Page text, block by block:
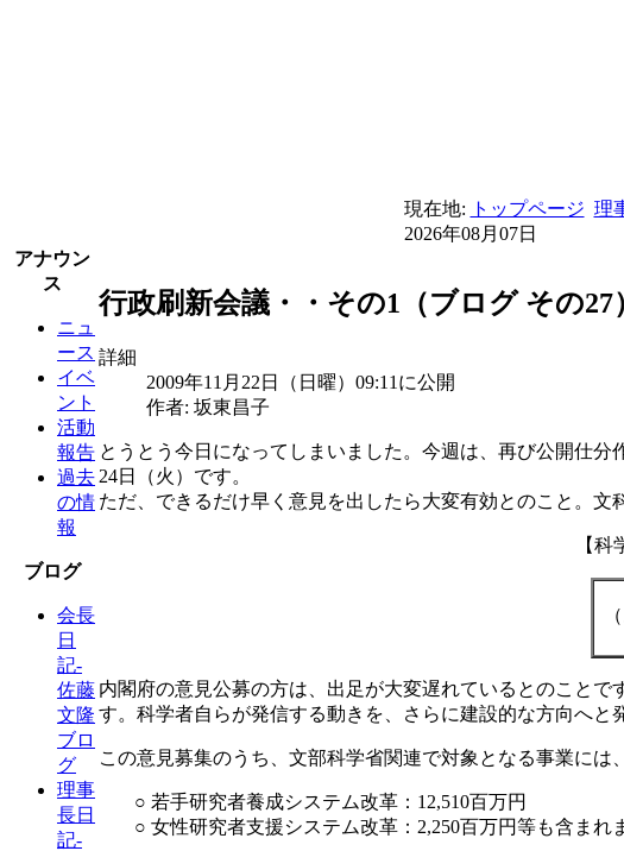
現在地: トップページ 理
2026年08月07日
アナウン
ス
ニュ
ース
イベ
ント
活動
報告
過去
の情
報
ブログ
会長
日
記-
佐藤
文隆
ブロ
グ
理事
長日
記-
行政刷新会議・・その1（ブログ その27
詳細
2009年11月22日（日曜）09:11に公開
作者: 坂東昌子
とうとう今日になってしまいました。今週は、再び公開仕
24日（火）です。
ただ、できるだけ早く意見を出したら大変有効とのこと。文
【
内閣府の意見公募の方は、出足が大変遅れているとのこと
す。科学者自らが発信する動きを、さらに建設的な方向へと
この意見募集のうち、文部科学省関連で対象となる事業には
○ 若手研究者養成システム改革：12,510百万円
○ 女性研究者支援システム改革：2,250百万円等も含まれ